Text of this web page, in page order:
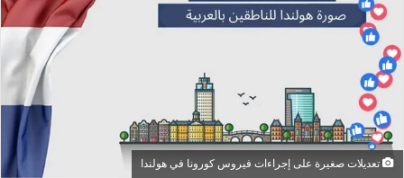
تعديلات صغيرة على إجراءات فيروس كورونا في هولندا